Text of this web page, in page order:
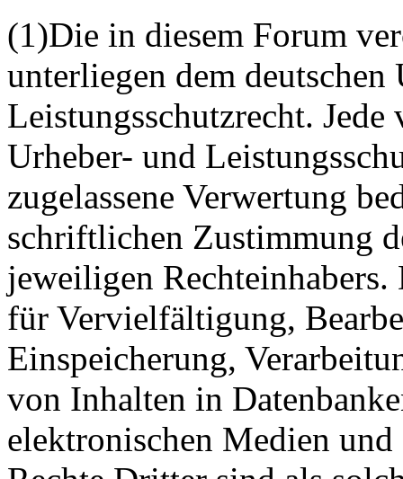
(1)Die in diesem Forum
unterliegen dem deutschen
Leistungsschutzrecht. Jede
Urheber- und
zugelassene Verwertung
schriftlichen Zustimmung
jeweiligen
für Vervielfältigung,
Einspeicherung,
von Inhalten in
elektronischen Medien